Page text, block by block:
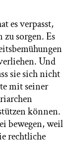
es verpasst,
sorgen. Es
Und
sie sich nicht
mit seiner
können.
bewegen, weil
rechtliche